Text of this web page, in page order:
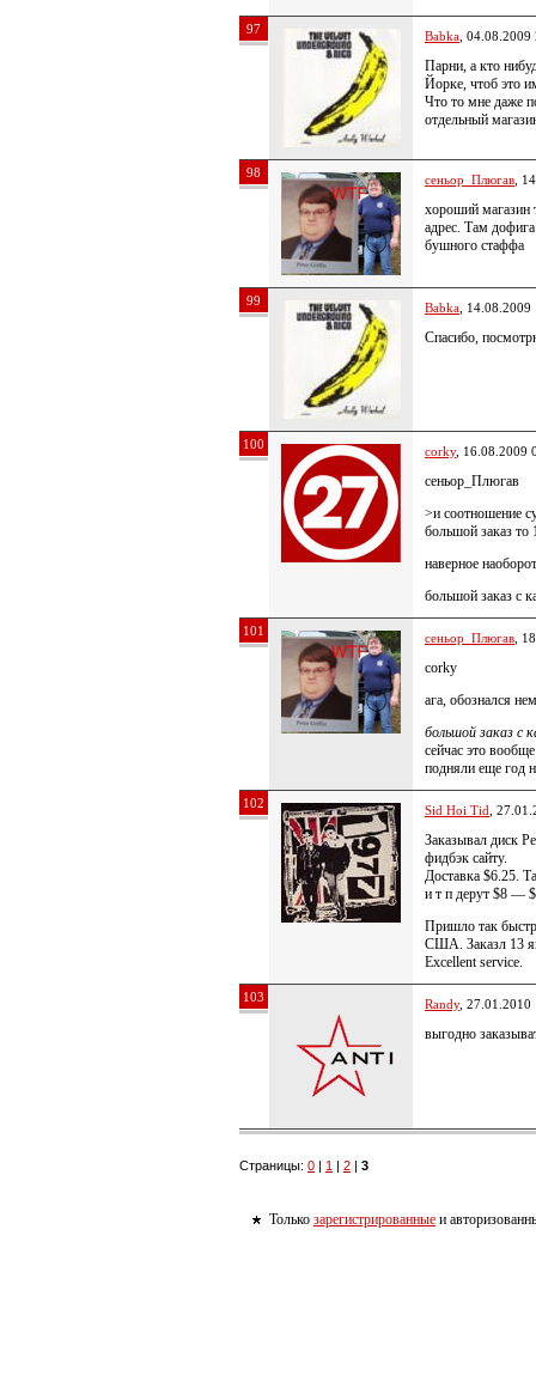
97 Babka ,
Парни, а кто
Йорке, чтоб это
Что то мне даже
отдельный
98 сеньор_Плюгав ,
хороший магазин
адрес. Там
бушного стаффа
99 Babka ,
Спасибо,
100 corky, 16.08.2009
сеньор_Плюгав
>и соотношение
большой заказ то
наверное
большой заказ с
101 сеньор_Плюгав ,
corky
ага, обознался
большой заказ с
сейчас это
подняли еще год
102 Sid Hoi Tid ,
Заказывал диск
фидбэк сайту.
Доставка $6.25.
и т п дерут $8 —
Пришло так
США. Заказл 13
Excellent service.
103 Randy, 27.01.2010
выгодно
Страницы: 0 | 1 | 2 | 3
Только зарегистрированные и